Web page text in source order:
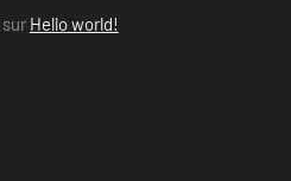
Hello world!